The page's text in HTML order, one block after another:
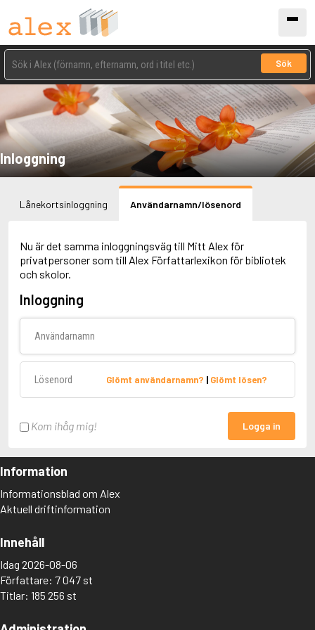
Sök
Inloggning
Lånekortsinloggning Användarnamn/lösenord
Nu är det samma inloggningsväg till Mitt Alex för
privatpersoner som till Alex Författarlexikon för bibliotek
och skolor.
Inloggning
Glömt användarnamn? | Glömt lösen?
Kom ihåg mig! Logga in
Information
Informationsblad om Alex
Aktuell driftinformation
Innehåll
Idag 2026-08-06
Författare: 7 047 st
Titlar: 185 256 st